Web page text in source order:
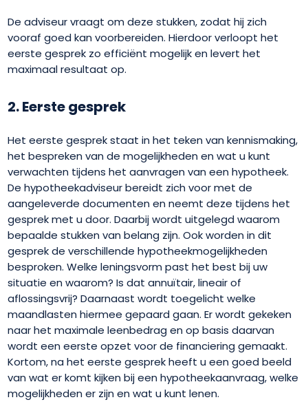
De adviseur vraagt om deze stukken, zodat hij zich
vooraf goed kan voorbereiden. Hierdoor verloopt het
eerste gesprek zo efficiënt mogelijk en levert het
maximaal resultaat op.
2. Eerste gesprek
Het eerste gesprek staat in het teken van kennismaking,
het bespreken van de mogelijkheden en wat u kunt
verwachten tijdens het aanvragen van een hypotheek.
De hypotheekadviseur bereidt zich voor met de
aangeleverde documenten en neemt deze tijdens het
gesprek met u door. Daarbij wordt uitgelegd waarom
bepaalde stukken van belang zijn. Ook worden in dit
gesprek de verschillende hypotheekmogelijkheden
besproken. Welke leningsvorm past het best bij uw
situatie en waarom? Is dat annuïtair, lineair of
aflossingsvrij? Daarnaast wordt toegelicht welke
maandlasten hiermee gepaard gaan. Er wordt gekeken
naar het maximale leenbedrag en op basis daarvan
wordt een eerste opzet voor de financiering gemaakt.
Kortom, na het eerste gesprek heeft u een goed beeld
van wat er komt kijken bij een hypotheekaanvraag, welke
mogelijkheden er zijn en wat u kunt lenen.